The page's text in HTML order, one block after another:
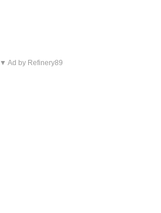
▼ Ad by Refinery89